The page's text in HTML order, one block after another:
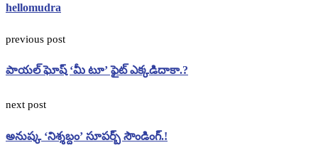
hellomudra
previous post
పాయల్‌ ఘోష్ ‘మీ టూ’ ఫైట్ ఎక్కడిదాకా.?
next post
అనుష్క ‘నిశ్శబ్దం’ సూపర్బ్‌ సౌండింగ్‌.!